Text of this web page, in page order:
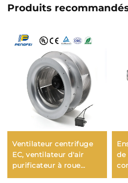
Produits
Ventilateur centrifuge
EC, ventilateur d'air
purificateur à roue
métallique, ventilateur
de